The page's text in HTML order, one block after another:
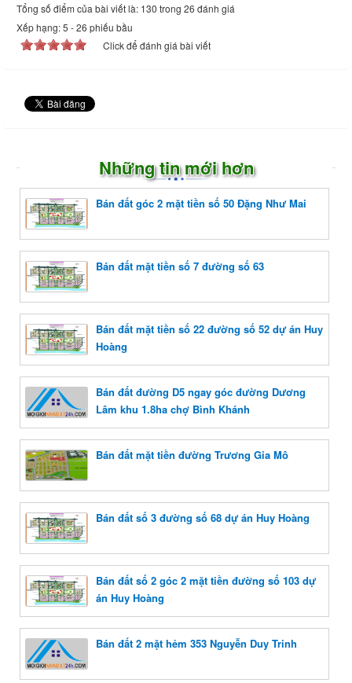
Tổng số điểm của bài viết là: 130 trong 26 đánh giá
Xếp hạng:5 -26 phiếu bầu
Click để đánh giá bài viết
Những tin mới hơn
Bán đất góc 2 mặt tiền số 50 Đặng Như Mai
Bán đất mặt tiền số 7 đường số 63
Bán đất mặt tiền số 22 đường số 52 dự án Huy
Hoàng
Bán đất đường D5 ngay góc đường Dương
Lâm khu 1.8ha chợ Bình Khánh
Bán đất mặt tiền đường Trương Gia Mô
Bán đất số 3 đường số 68 dự án Huy Hoàng
Bán đất số 2 góc 2 mặt tiền đường số 103 dự
án Huy Hoàng
Bán đất 2 mặt hẻm 353 Nguyễn Duy Trinh